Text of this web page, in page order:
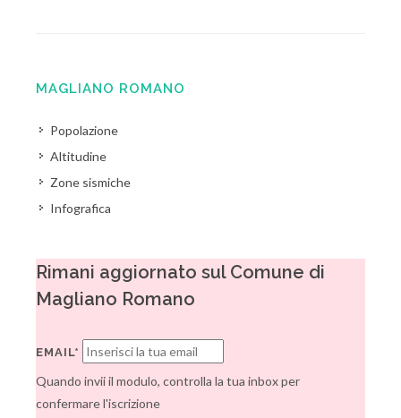
MAGLIANO ROMANO
Popolazione
Altitudine
Zone sismiche
Infografica
Rimani aggiornato sul Comune di
Magliano Romano
EMAIL*
Quando invii il modulo, controlla la tua inbox per
confermare l'iscrizione